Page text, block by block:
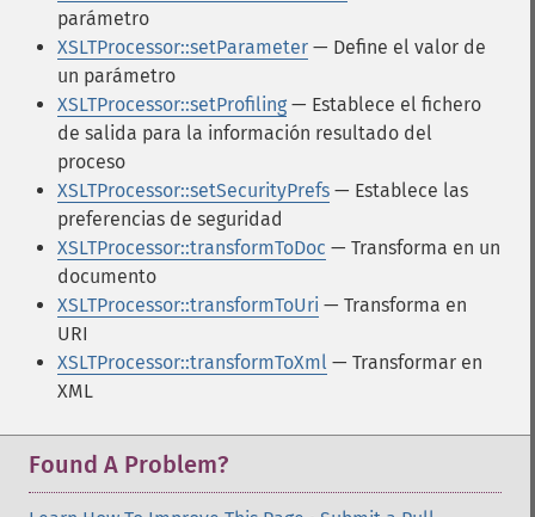
parámetro
XSLTProcessor::setParameter — Define el valor de
un parámetro
XSLTProcessor::setProfiling — Establece el fichero
de salida para la información resultado del
proceso
XSLTProcessor::setSecurityPrefs — Establece las
preferencias de seguridad
XSLTProcessor::transformToDoc — Transforma en un
documento
XSLTProcessor::transformToUri — Transforma en
URI
XSLTProcessor::transformToXml — Transformar en
XML
Found A Problem?